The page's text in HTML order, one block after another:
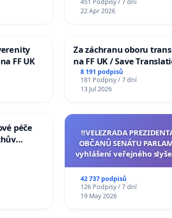
451 Podpisy / 7 dní
22 Apr 2026
FF UK
Za záchranu oboru
na FF UK / Save
Studies at the Faculty of
Charles University
8 191 podpisů
181 Podpisy / 7 dní
13 Jul 2026
péče
‼️VELEZRADA
OBČANŮ SENÁTU
vyhlášení veřejného
na přijetí usnesení k
žaloby na prezidenta
42 737 podpisů
126 Podpisy / 7 dní
19 May 2026